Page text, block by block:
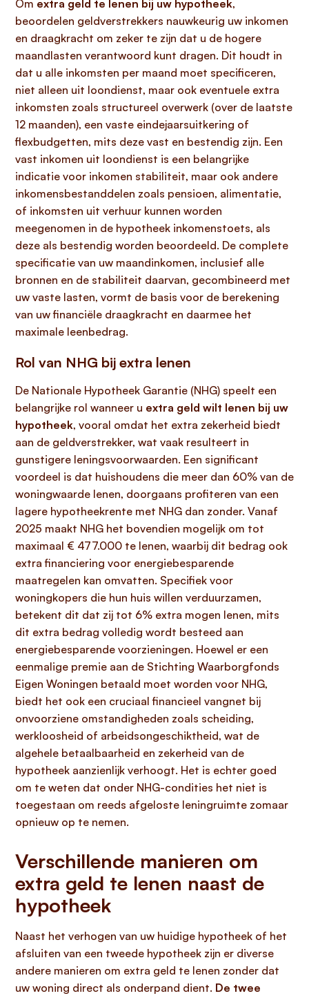
Om extra geld te lenen bij uw hypotheek,
beoordelen geldverstrekkers nauwkeurig uw inkomen
en draagkracht om zeker te zijn dat u de hogere
maandlasten verantwoord kunt dragen. Dit houdt in
dat u alle inkomsten per maand moet specificeren,
niet alleen uit loondienst, maar ook eventuele extra
inkomsten zoals structureel overwerk (over de laatste
12 maanden), een vaste eindejaarsuitkering of
flexbudgetten, mits deze vast en bestendig zijn. Een
vast inkomen uit loondienst is een belangrijke
indicatie voor inkomen stabiliteit, maar ook andere
inkomensbestanddelen zoals pensioen, alimentatie,
of inkomsten uit verhuur kunnen worden
meegenomen in de hypotheek inkomenstoets, als
deze als bestendig worden beoordeeld. De complete
specificatie van uw maandinkomen, inclusief alle
bronnen en de stabiliteit daarvan, gecombineerd met
uw vaste lasten, vormt de basis voor de berekening
van uw financiële draagkracht en daarmee het
maximale leenbedrag.
Rol van NHG bij extra lenen
De Nationale Hypotheek Garantie (NHG) speelt een
belangrijke rol wanneer u extra geld wilt lenen bij uw
hypotheek, vooral omdat het extra zekerheid biedt
aan de geldverstrekker, wat vaak resulteert in
gunstigere leningsvoorwaarden. Een significant
voordeel is dat huishoudens die meer dan 60% van de
woningwaarde lenen, doorgaans profiteren van een
lagere hypotheekrente met NHG dan zonder. Vanaf
2025 maakt NHG het bovendien mogelijk om tot
maximaal € 477.000 te lenen, waarbij dit bedrag ook
extra financiering voor energiebesparende
maatregelen kan omvatten. Specifiek voor
woningkopers die hun huis willen verduurzamen,
betekent dit dat zij tot 6% extra mogen lenen, mits
dit extra bedrag volledig wordt besteed aan
energiebesparende voorzieningen. Hoewel er een
eenmalige premie aan de Stichting Waarborgfonds
Eigen Woningen betaald moet worden voor NHG,
biedt het ook een cruciaal financieel vangnet bij
onvoorziene omstandigheden zoals scheiding,
werkloosheid of arbeidsongeschiktheid, wat de
algehele betaalbaarheid en zekerheid van de
hypotheek aanzienlijk verhoogt. Het is echter goed
om te weten dat onder NHG-condities het niet is
toegestaan om reeds afgeloste leningruimte zomaar
opnieuw op te nemen.
Verschillende manieren om
extra geld te lenen naast de
hypotheek
Naast het verhogen van uw huidige hypotheek of het
afsluiten van een tweede hypotheek zijn er diverse
andere manieren om extra geld te lenen zonder dat
uw woning direct als onderpand dient. De twee